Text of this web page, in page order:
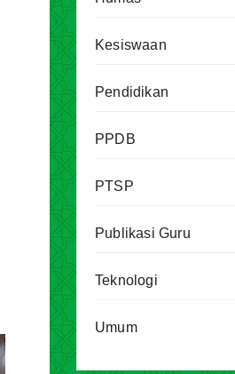
Kesiswaan
Pendidikan
PPDB
PTSP
Publikasi Guru
Teknologi
Umum